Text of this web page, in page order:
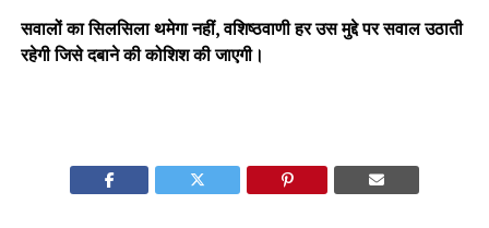
सवालों का सिलसिला थमेगा नहीं, वशिष्ठवाणी हर उस मुद्दे पर सवाल उठाती
रहेगी जिसे दबाने की कोशिश की जाएगी।